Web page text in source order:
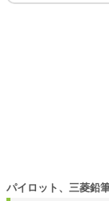
パイロット、三菱鉛